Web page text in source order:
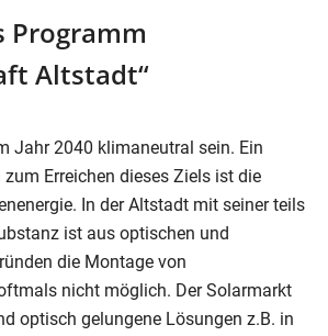
Programm
Altstadt“
Jahr 2040 klimaneutral sein. Ein
Erreichen dieses Ziels ist die
In der Altstadt mit seiner teils
ist aus optischen und
die Montage von
nicht möglich. Der Solarmarkt
optisch gelungene Lösungen z.B. in